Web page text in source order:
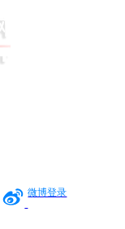
微博登录